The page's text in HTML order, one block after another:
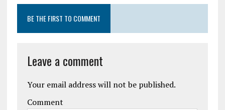
BE THE FIRST TO COMMENT
Leave a comment
Your email address will not be published.
Comment